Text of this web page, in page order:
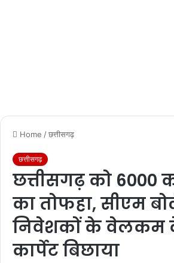
Home /छत्तीसगढ़
छत्तीसगढ़
छत्तीसगढ़ को 6000
का तोफहा, सीएम
निवेशकों के वेलकम
कार्पेट बिछाया